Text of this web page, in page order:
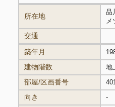
所在地
品
メ
交通
築年月
建物階数 地
部屋/区画番号
向き -